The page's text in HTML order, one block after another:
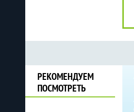
РЕКОМЕНДУЕМ
ПОСМОТРЕТЬ